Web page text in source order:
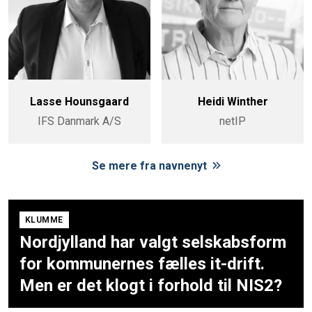
Lasse Hounsgaard
IFS Danmark A/S
Heidi Winther
netIP
Se mere fra navnenyt
KLUMME
Nordjylland har valgt selskabsform
for kommunernes fælles it-drift.
Men er det klogt i forhold til NIS2?